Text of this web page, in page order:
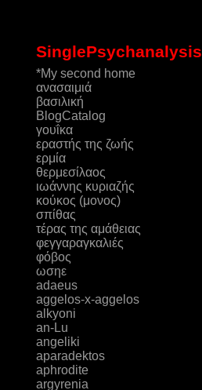
SinglePsychanalysis
*My second home
ανασαιμιά
βασιλική
ΒlogCatalog
γουΐκα
εραστής της ζωής
ερμία
θερμεσίλαος
ιωάννης κυριαζής
κούκος (μονος)
σπίθας
τέρας της αμάθειας
φεγγαραγκαλιές
φόβος
ωσηε
adaeus
aggelos-x-aggelos
alkyoni
an-Lu
angeliki
aparadektos
aphrodite
argyrenia